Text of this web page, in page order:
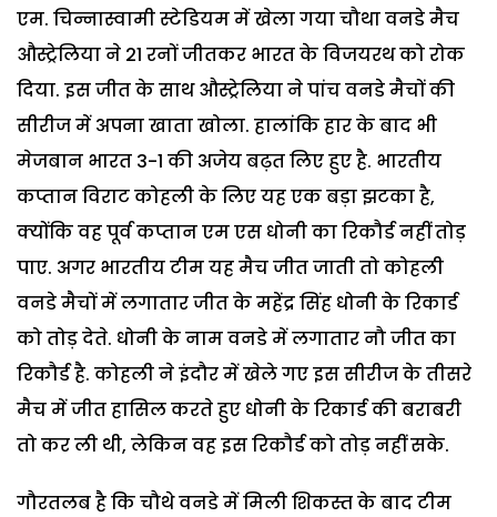
एम. चिन्नास्वामी स्टेडियम में खेला गया चौथा वनडे मैच
औस्ट्रेलिया ने 21 रनों जीतकर भारत के विजयरथ को रोक
दिया. इस जीत के साथ औस्ट्रेलिया ने पांच वनडे मैचों की
सीरीज में अपना खाता खोला. हालांकि हार के बाद भी
मेजबान भारत 3-1 की अजेय बढ़त लिए हुए है. भारतीय
कप्तान विराट कोहली के लिए यह एक बड़ा झटका है,
क्योंकि वह पूर्व कप्तान एम एस धोनी का रिकौर्ड नहीं तोड़
पाए. अगर भारतीय टीम यह मैच जीत जाती तो कोहली
वनडे मैचों में लगातार जीत के महेंद्र सिंह धोनी के रिकार्ड
को तोड़ देते. धोनी के नाम वनडे में लगातार नौ जीत का
रिकौर्ड है. कोहली ने इंदौर में खेले गए इस सीरीज के तीसरे
मैच में जीत हासिल करते हुए धोनी के रिकार्ड की बराबरी
तो कर ली थी, लेकिन वह इस रिकौर्ड को तोड़ नहीं सके.
गौरतलब है कि चौथे वनडे में मिली शिकस्त के बाद टीम